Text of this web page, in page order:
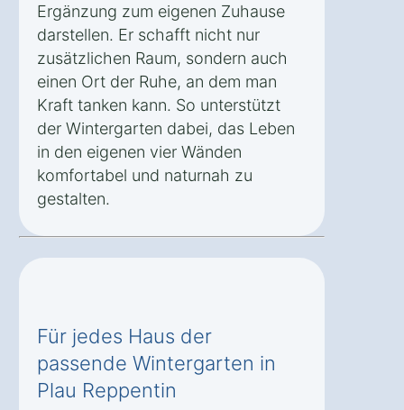
Ergänzung zum eigenen Zuhause
darstellen. Er schafft nicht nur
zusätzlichen Raum, sondern auch
einen Ort der Ruhe, an dem man
Kraft tanken kann. So unterstützt
der Wintergarten dabei, das Leben
in den eigenen vier Wänden
komfortabel und naturnah zu
gestalten.
Für jedes Haus der
passende Wintergarten in
Plau Reppentin